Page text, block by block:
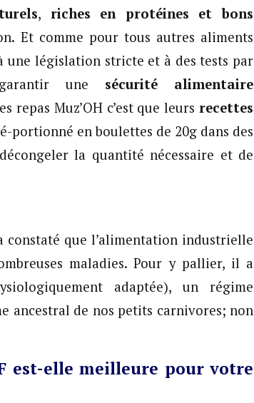
, riches en protéines et bons
Et comme pour tous autres aliments
une législation stricte et à des tests par
une sécurité alimentaire
repas Muz’OH c’est que leurs recettes
portionné en boulettes de 20g dans des
la quantité nécessaire et de
que l’alimentation industrielle
maladies. Pour y pallier, il a
adaptée), un régime
ancestral de nos petits carnivores; non
est-elle meilleure pour votre